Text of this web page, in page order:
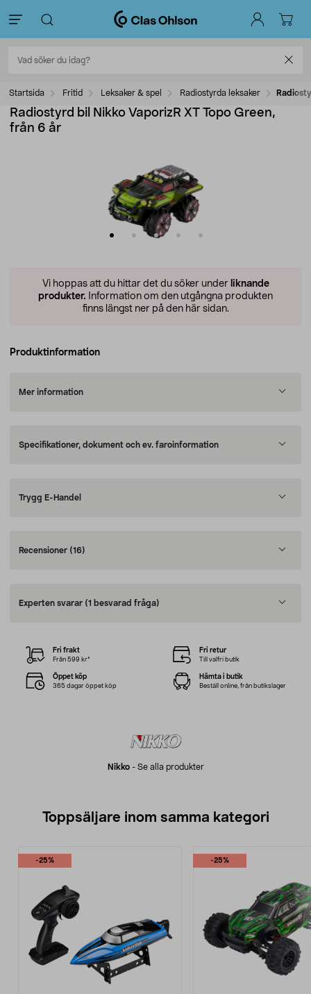
Startsida Fritid Leksaker & spel Radiostyrda leksaker
Radiostyrd bil Nikko VaporizR XT Topo Green,
från 6 år
Vi hoppas att du hittar det du söker under liknande
produkter. Information om den utgångna produkten
finns längst ner på den här sidan.
Produktinformation
Mer information
Specifikationer, dokument och ev. faroinformation
Trygg E-Handel
Recensioner (16)
Experten svarar (1 besvarad fråga)
Nikko- Se alla produkter
Fri frakt
Från 599 kr*
Fri retur
Till valfri butik
Öppet köp
365 dagar öppet köp
Hämta i butik
Beställ online, från butikslager
Toppsäljare inom samma kategori
-25% -25%